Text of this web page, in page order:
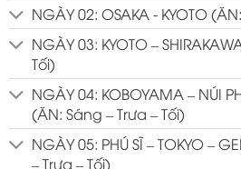
NGÀY 02: OSAKA - KYOTO
NGÀY 03: KYOTO –
Tối)
NGÀY 04: KOBOYAMA – NÚI
(ĂN: Sáng – Trưa – Tối)
NGÀY 05: PHÚ SĨ – TOKYO –
– Trưa – Tối)